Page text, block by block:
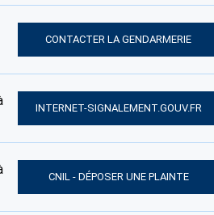
CONTACTER LA GENDARMERIE
INTERNET-SIGNALEMENT.GOUV.FR
CNIL - DÉPOSER UNE PLAINTE